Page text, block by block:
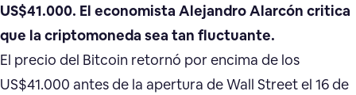
US$41.000. El economista Alejandro Alarcón critica
que la criptomoneda sea tan fluctuante.
El precio del Bitcoin retornó por encima de los
US$41.000 antes de la apertura de Wall Street el 16 de